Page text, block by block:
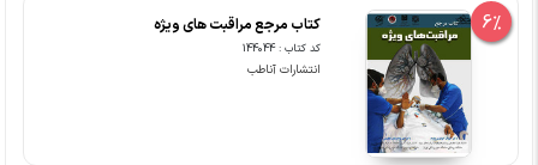
6% کتاب مرجع مراقبت های ویژه
کد کتاب : 144044
انتشارات آناطب